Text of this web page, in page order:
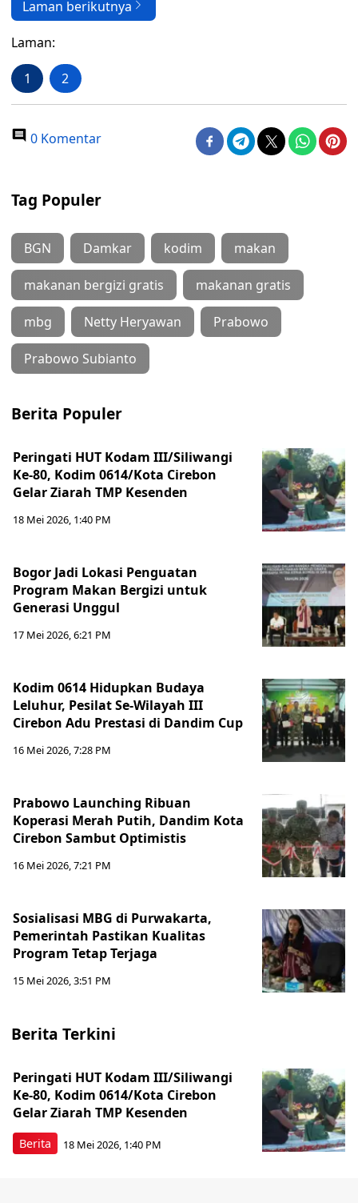
Laman berikutnya
Laman:
1 2
0 Komentar
Tag Populer
BGN Damkar kodim makan
makanan bergizi gratis makanan gratis
mbg Netty Heryawan Prabowo
Prabowo Subianto
Berita Populer
Peringati HUT Kodam III/Siliwangi
Ke-80, Kodim 0614/Kota Cirebon
Gelar Ziarah TMP Kesenden
18 Mei 2026, 1:40 PM
Bogor Jadi Lokasi Penguatan
Program Makan Bergizi untuk
Generasi Unggul
17 Mei 2026, 6:21 PM
Kodim 0614 Hidupkan Budaya
Leluhur, Pesilat Se-Wilayah III
Cirebon Adu Prestasi di Dandim Cup
16 Mei 2026, 7:28 PM
Prabowo Launching Ribuan
Koperasi Merah Putih, Dandim Kota
Cirebon Sambut Optimistis
16 Mei 2026, 7:21 PM
Sosialisasi MBG di Purwakarta,
Pemerintah Pastikan Kualitas
Program Tetap Terjaga
15 Mei 2026, 3:51 PM
Berita Terkini
Berita
Peringati HUT Kodam III/Siliwangi
Ke-80, Kodim 0614/Kota Cirebon
Gelar Ziarah TMP Kesenden
18 Mei 2026, 1:40 PM